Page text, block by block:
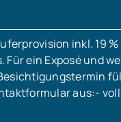
inkl. 19
Für ein Exposé und
aus:-